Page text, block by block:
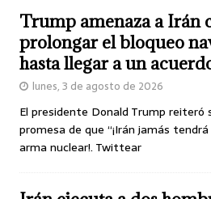
Trump amenaza a Irán
prolongar el bloqueo
hasta llegar a un
lunes, 3 de agosto de 2026
El presidente Donald Trump reiteró
promesa de que “¡Irán jamás
arma nuclear!. Twittear